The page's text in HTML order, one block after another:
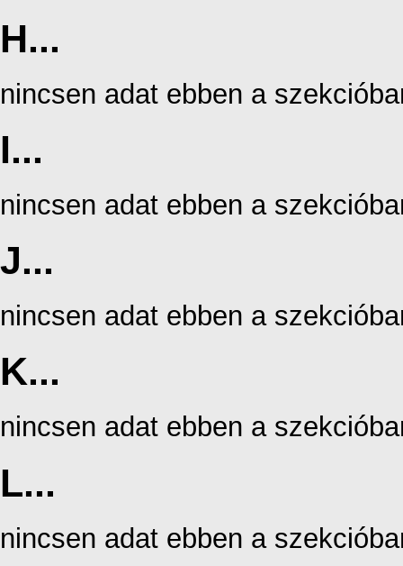
H...
nincsen adat ebben a
I...
nincsen adat ebben a
J...
nincsen adat ebben a
K...
nincsen adat ebben a
L...
nincsen adat ebben a